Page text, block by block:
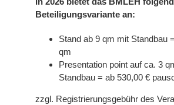
Beteiligungsvariante an:
Stand ab 9 qm mit Standbau
qm
Presentation point auf ca. 3
Standbau = ab 530,00 €
zzgl. Registrierungsgebühr des